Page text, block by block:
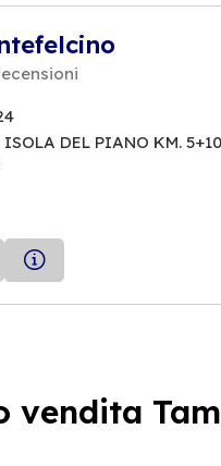
DEL PIANO KM.
vendita